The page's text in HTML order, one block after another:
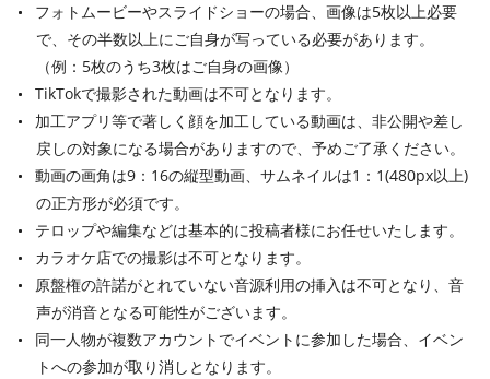
フォトムービーやスライドショーの場合、画像は5枚以上必要
で、その半数以上にご自身が写っている必要があります。
（例：5枚のうち3枚はご自身の画像）
TikTokで撮影された動画は不可となります。
加工アプリ等で著しく顔を加工している動画は、非公開や差し
戻しの対象になる場合がありますので、予めご了承ください。
動画の画角は9：16の縦型動画、サムネイルは1：1(480px以上)
の正方形が必須です。
テロップや編集などは基本的に投稿者様にお任せいたします。
カラオケ店での撮影は不可となります。
原盤権の許諾がとれていない音源利用の挿入は不可となり、音
声が消音となる可能性がございます。
同一人物が複数アカウントでイベントに参加した場合、イベン
トへの参加が取り消しとなります。